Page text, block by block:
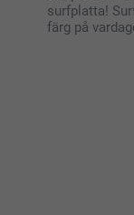
surfplatta!
färg på